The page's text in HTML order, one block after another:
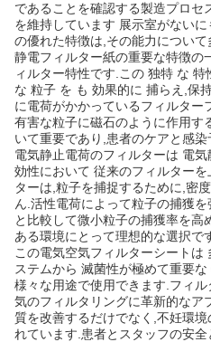
であることを確認する製造プロセ
を維持しています 展示室がない
の優れた特徴は,その能力について
静電フィルター紙の重要な特徴の
ィルター特性です.この 独特 な
な 粒子 を も 効果的に 捕らえ,保
に電荷がかかっているフィルター
有害な粒子に磁石のように作用す
いて重要であり,患者のケアと感
電気静止電荷のフィルターは 電
効性において 従来のフィルター
ターは,粒子を捕捉するために,密
ん.活性電荷によって粒子の捕獲
と比較して微小粒子の捕獲率を
ある環境にとって理想的な選択で
この電気空気フィルターシートは
ステムから 滅菌性が極めて重要
様々な用途で使用できます.フィ
気のフィルタリングに革新的なア
質を改善するだけでなく,不妊環
れています.患者とスタッフの安全